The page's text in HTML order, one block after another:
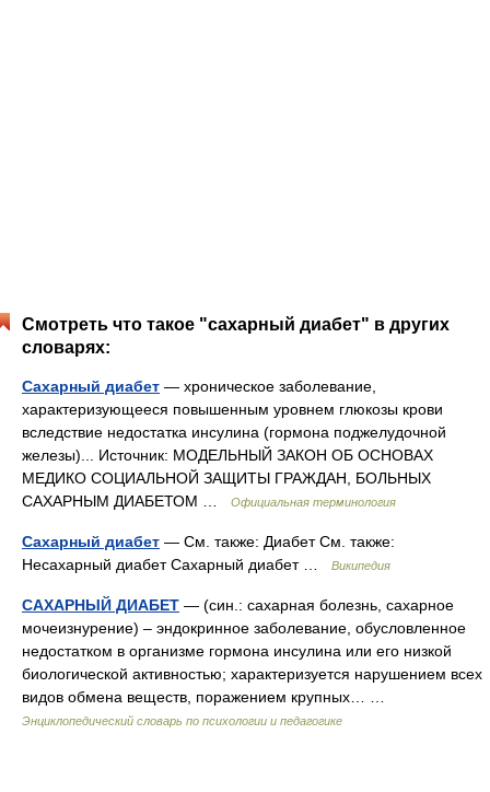
Смотреть что такое "сахарный диабет" в других
словарях:
Сахарный диабет — хроническое заболевание,
характеризующееся повышенным уровнем глюкозы крови
вследствие недостатка инсулина (гормона поджелудочной
железы)... Источник: МОДЕЛЬНЫЙ ЗАКОН ОБ ОСНОВАХ
МЕДИКО СОЦИАЛЬНОЙ ЗАЩИТЫ ГРАЖДАН, БОЛЬНЫХ
САХАРНЫМ ДИАБЕТОМ …
Официальная терминология
Сахарный диабет — См. также: Диабет См. также:
Несахарный диабет Сахарный диабет …
Википедия
САХАРНЫЙ ДИАБЕТ — (син.: сахарная болезнь, сахарное
мочеизнурение) – эндокринное заболевание, обусловленное
недостатком в организме гормона инсулина или его низкой
биологической активностью; характеризуется нарушением всех
видов обмена веществ, поражением крупных… …
Энциклопедический словарь по психологии и педагогике